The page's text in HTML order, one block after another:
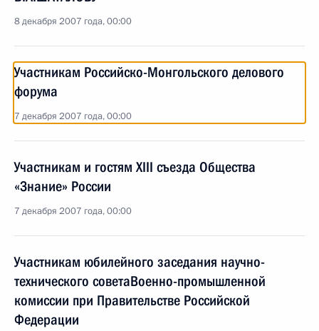
8 декабря 2007 года, 00:00
Участникам Российско-Монгольского делового
форума
7 декабря 2007 года, 00:00
Участникам и гостям XIII съезда Общества
«Знание» России
7 декабря 2007 года, 00:00
Участникам юбилейного заседания научно-
технического советаВоенно-промышленной
комиссии при Правительстве Российской
Федерации